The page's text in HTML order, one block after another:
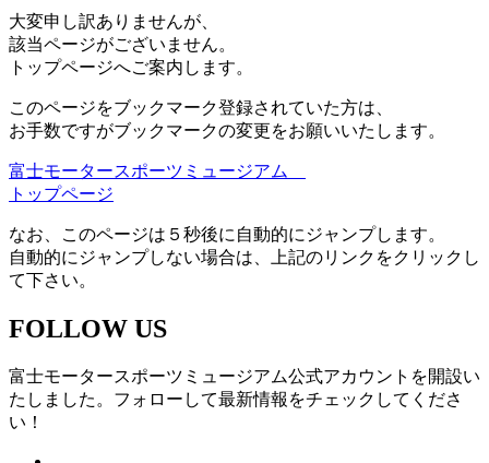
大変申し訳ありませんが、
該当ページがございません。
トップページへご案内します。
このページをブックマーク登録されていた方は、
お手数ですがブックマークの変更をお願いいたします。
富士モータースポーツミュージアム
トップページ
なお、このページは５秒後に自動的にジャンプします。
自動的にジャンプしない場合は、上記のリンクをクリックし
て下さい。
FOLLOW US
富士モータースポーツミュージアム公式アカウントを開設い
たしました。フォローして最新情報をチェックしてくださ
い！